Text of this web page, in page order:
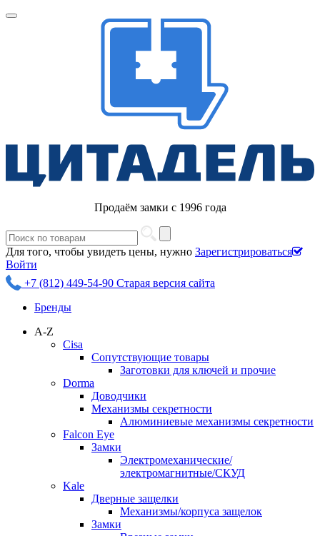
Продаём замки с 1996 года
Для того, чтобы увидеть цены, нужно Зарегистрироваться
Войти
+7 (812) 449-54-90 Старая версия сайта
Бренды
A-Z
Cisa
Сопутствующие товары
Заготовки для ключей и прочие
Dorma
Доводчики
Механизмы секретности
Алюминиевые механизмы секретности
Falcon Eye
Замки
Электромеханические/
электромагнитные/СКУД
Kale
Дверные защелки
Механизмы/корпуса защелок
Замки